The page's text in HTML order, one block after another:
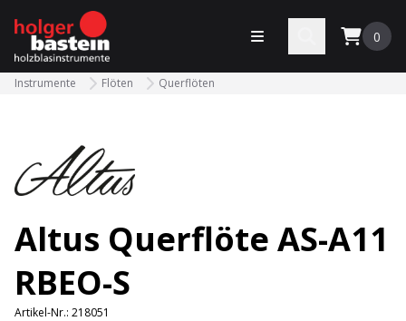
bastein
Menü öffnen 0
Instrumente Flöten Querflöten
Altus Querflöte AS-A11
RBEO-S
Artikel-Nr.: 218051